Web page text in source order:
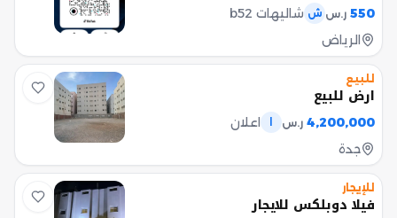
550 ر.س ش شاليهات b52
الرياض
للبيع
ارض للبيع
4,200,000 ر.س
اعلان
جدة
للإيجار
فيلا دوبلكس للايجار